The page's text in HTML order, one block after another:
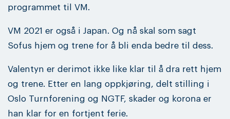
programmet til VM.
VM 2021 er også i Japan. Og nå skal som sagt
Sofus hjem og trene for å bli enda bedre til dess.
Valentyn er derimot ikke like klar til å dra rett hjem
og trene. Etter en lang oppkjøring, delt stilling i
Oslo Turnforening og NGTF, skader og korona er
han klar for en fortjent ferie.